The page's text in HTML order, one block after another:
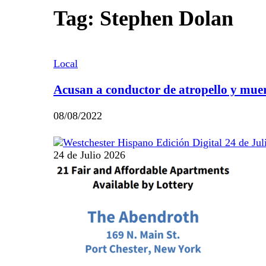
Tag: Stephen Dolan
Local
Acusan a conductor de atropello y
08/08/2022
24 de Julio 2026